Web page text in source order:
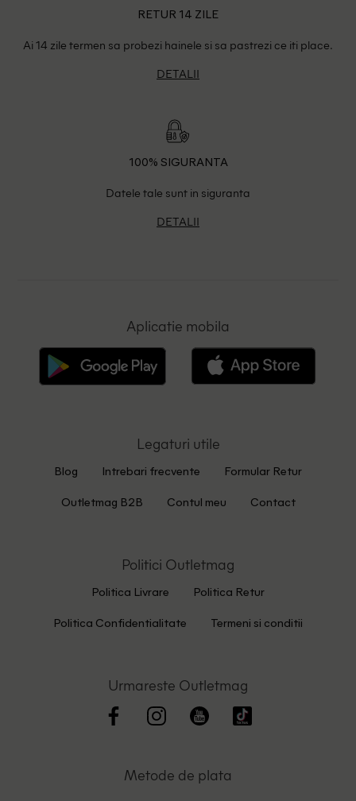
RETUR 14 ZILE
Ai 14 zile termen sa probezi hainele si sa pastrezi ce iti place.
DETALII
100% SIGURANTA
Datele tale sunt in siguranta
DETALII
Aplicatie mobila
Legaturi utile
Blog Intrebari frecvente Formular Retur
Outletmag B2B Contul meu Contact
Politici Outletmag
Politica Livrare Politica Retur
Politica Confidentialitate Termeni si conditii
Urmareste Outletmag
Metode de plata